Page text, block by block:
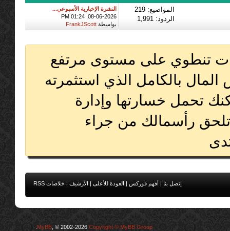
المواضيع: 219
الردود: 1,991
النشرة الإخبارية الأسبوعي...
08-06-2026, 01:24 PM
بواسطة FrankJScott
تنطوي على مستوى مرتفع
بالكامل الذي استثمرته
تحمل خسارتها وإدارة
رأسمالك من جراء
إتصل بنا| أفهم فوركس | العودة للأعلى | الأرشيف | خلاصات RSS
MyBB , © 2002-2026Copyright © MyBB Group
.